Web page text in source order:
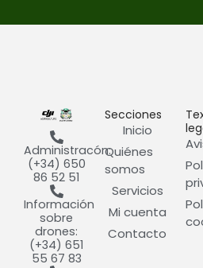
Administracón:
(+34) 650
86 52 51
Información
sobre
drones:
(+34) 651
55 67 83
Secciones
Inicio
Quiénes
somos
Servicios
Mi cuenta
Contacto